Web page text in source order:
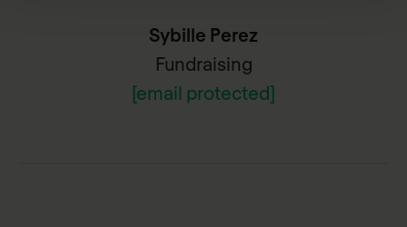
Sybille Perez
Fundraising
[email protected]